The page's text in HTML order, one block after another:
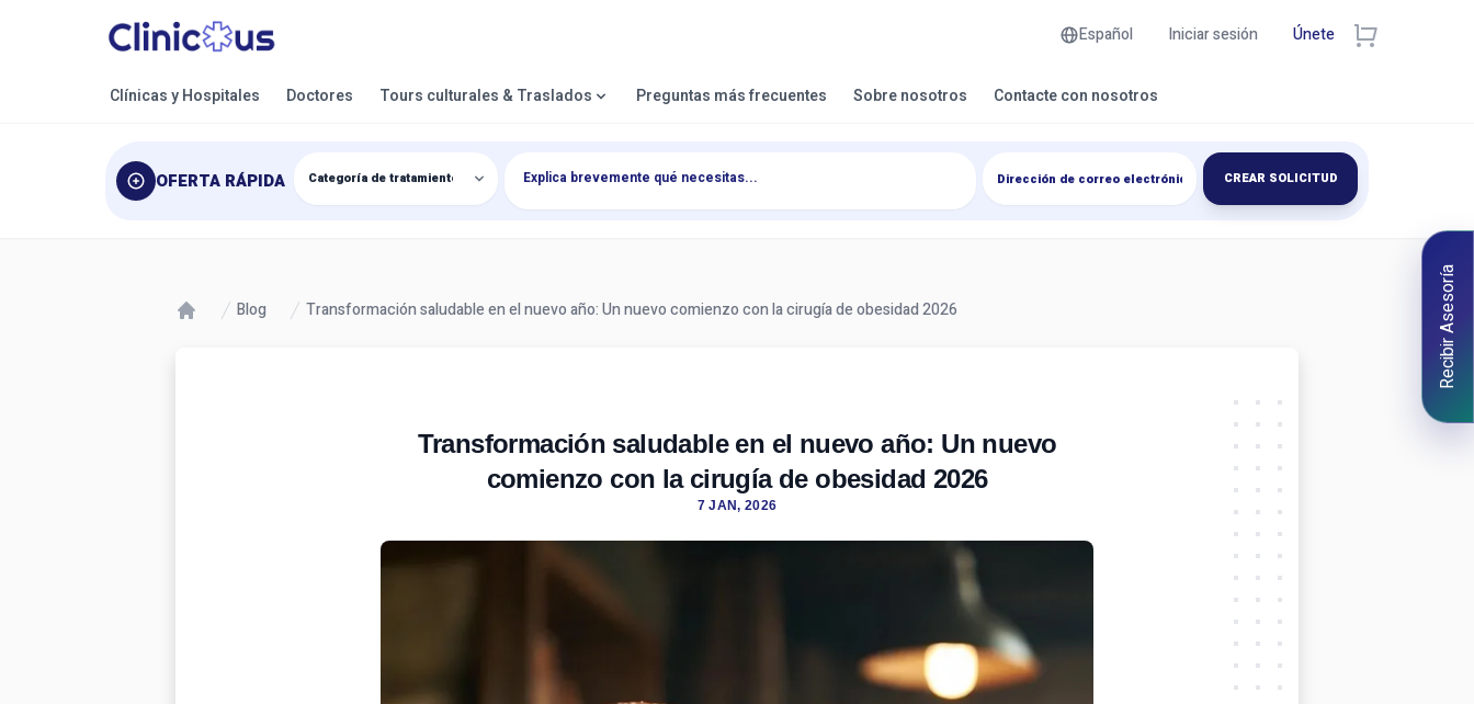
Español Iniciar sesión Únete
Clínicas y Hospitales Doctores Tours culturales & Traslados Preguntas más frecuentes Sobre nosotros Contacte con nosotros
OFERTA RÁPIDA CREAR SOLICITUD
Recibir Asesoría
Blog Transformación saludable en el nuevo año: Un nuevo comienzo con la cirugía de obesidad 2026
Transformación saludable en el nuevo año: Un nuevo
comienzo con la cirugía de obesidad 2026
7 JAN, 2026